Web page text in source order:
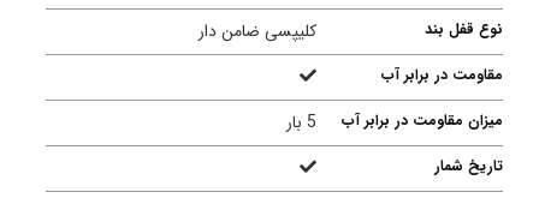
نوع قفل بند کلیپسی ضامن دار
مقاومت در برابر آب
میزان مقاومت در برابر آب
5 بار
تاریخ شمار